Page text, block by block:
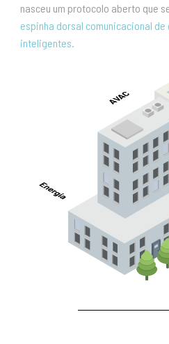
nasceu um protocolo aberto que
espinha dorsal comunicacional
inteligentes.